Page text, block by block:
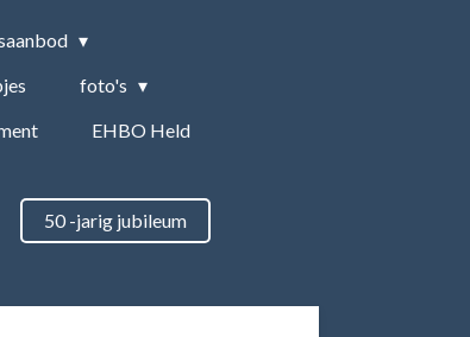
foto's
EHBO Held
50 -jarig jubileum